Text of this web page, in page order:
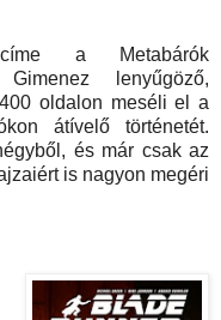
a Metabárók
lenyűgöző,
oldalon meséli el a
átívelő történetét.
és már csak az
is nagyon megéri